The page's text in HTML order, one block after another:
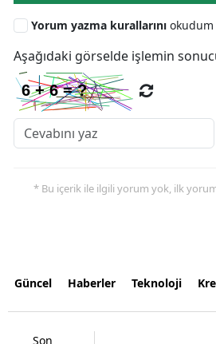
Yorum yazma kurallarını
Aşağıdaki görselde işlemin
* Bu içerik ile ilgili yorum yok, ilk
Güncel Haberler Teknoloji
Son